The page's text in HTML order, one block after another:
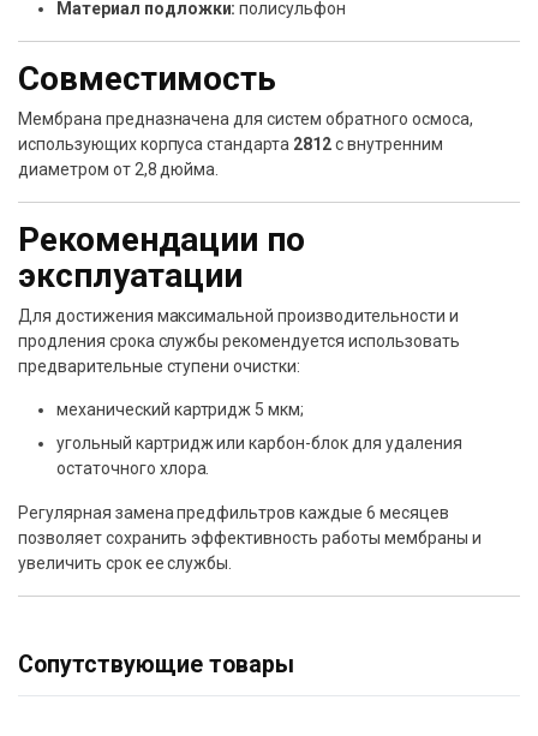
Материал подложки: полисульфон
Совместимость
Мембрана предназначена для систем обратного осмоса,
использующих корпуса стандарта 2812с внутренним
диаметром от 2,8 дюйма.
Рекомендации по
эксплуатации
Для достижения максимальной производительности и
продления срока службы рекомендуется использовать
предварительные ступени очистки:
механический картридж 5 мкм;
угольный картридж или карбон-блок для удаления
остаточного хлора.
Регулярная замена предфильтров каждые 6 месяцев
позволяет сохранить эффективность работы мембраны и
увеличить срок ее службы.
Сопутствующие товары